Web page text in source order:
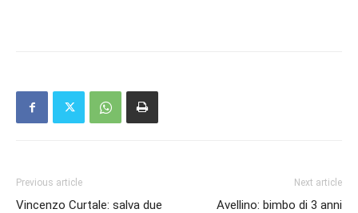
Previous article
Vincenzo Curtale: salva due
Next article
Avellino: bimbo di 3 anni